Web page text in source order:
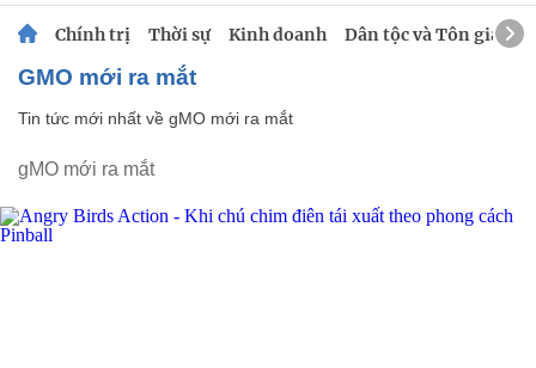
Chính trị Thời sự Kinh doanh Dân tộc và Tôn giáo
gMO mới ra mắt
Tin tức mới nhất về gMO mới ra mắt
gMO mới ra mắt